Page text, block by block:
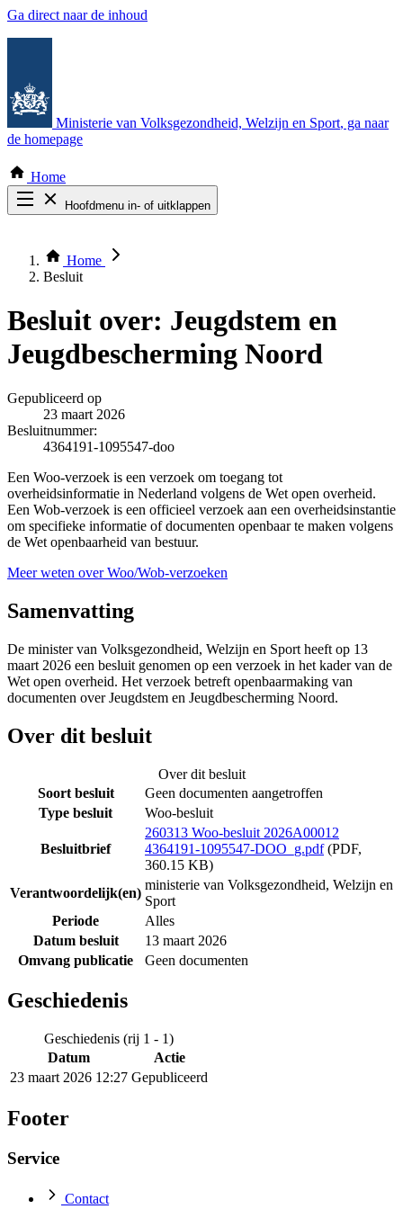
Ga direct naar de inhoud
Ministerie van Volksgezondheid, Welzijn en Sport, ga naar
de homepage
Home
Hoofdmenu in- of uitklappen
Thema COVID-19
Bekijk per bestuursorgaan
Home
Besluit
Besluit over: Jeugdstem en
Jeugdbescherming Noord
Gepubliceerd op
23 maart 2026
Besluitnummer:
4364191-1095547-doo
Een Woo-verzoek is een verzoek om toegang tot
overheidsinformatie in Nederland volgens de Wet open overheid.
Een Wob-verzoek is een officieel verzoek aan een overheidsinstantie
om specifieke informatie of documenten openbaar te maken volgens
de Wet openbaarheid van bestuur.
Meer weten over Woo/Wob-verzoeken
Samenvatting
De minister van Volksgezondheid, Welzijn en Sport heeft op 13
maart 2026 een besluit genomen op een verzoek in het kader van de
Wet open overheid. Het verzoek betreft openbaarmaking van
documenten over Jeugdstem en Jeugdbescherming Noord.
Over dit besluit
Over dit besluit
Soort besluit
Geen documenten aangetroffen
Type besluit
Woo-besluit
Besluitbrief
260313 Woo-besluit 2026A00012
4364191-1095547-DOO_g.pdf(PDF,
360.15 KB)
Verantwoordelijk(en)
ministerie van Volksgezondheid, Welzijn en
Sport
Periode
Alles
Datum besluit
13 maart 2026
Omvang publicatie
Geen documenten
Geschiedenis
Geschiedenis (rij 1 - 1)
Datum
Actie
23 maart 2026 12:27 Gepubliceerd
Footer
Service
Contact